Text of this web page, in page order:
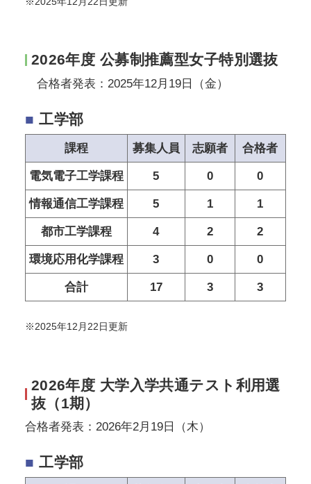
2026年度 公募制推薦型女子特別選抜
合格者発表：2025年12月19日（金）
■ 工学部
課程 募集人員 志願者 合格者
電気電子工学課程 5 0 0
情報通信工学課程 5 1 1
都市工学課程 4 2 2
環境応用化学課程 3 0 0
合計 17 3 3
※2025年12月22日更新
2026年度 大学入学共通テスト利用選
抜（1期）
合格者発表：2026年2月19日（木）
■ 工学部